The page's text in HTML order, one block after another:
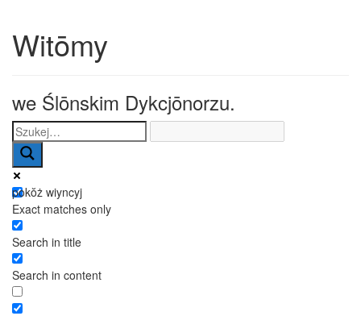
Witōmy
we Ślōnskim Dykcjōnorzu.
pokŏż wiyncyj
Exact matches only
Search in title
Search in content